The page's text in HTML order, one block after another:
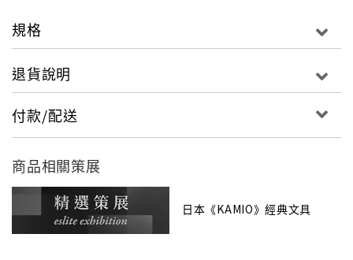
規格
退貨說明
付款/配送
商品相關策展
日本《KAMIO》經典文具